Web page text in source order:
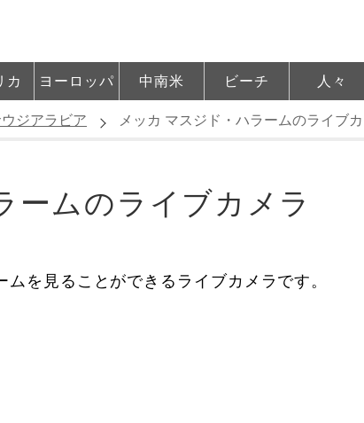
カ ヨーロッパ 中南米 ビーチ 人々
ジアラビア メッカ マスジド・ハラームのライブ
ームのライブカメラ
を見ることができるライブカメラです。